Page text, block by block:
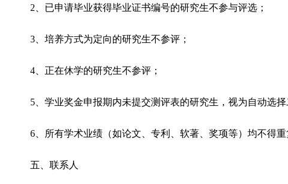
2、已申请毕业获得毕业证书编号的研究生不参与评选；
3、培养方式为定向的研究生不参评；
4、正在休学的研究生不参评；
5、学业奖金申报期内未提交测评表的研究生，视为自动选择
6、所有学术业绩（如论文、专利、软著、奖项等）均不得重
五、联系人